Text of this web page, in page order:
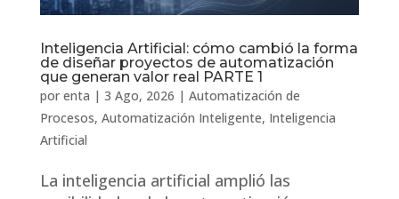
Inteligencia Artificial: cómo cambió la forma
de diseñar proyectos de automatización
que generan valor real PARTE 1
por enta | 3 Ago, 2026 | Automatización de
Procesos, Automatización Inteligente, Inteligencia
Artificial
La inteligencia artificial amplió las